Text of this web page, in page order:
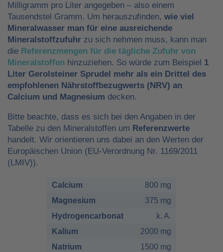
Milligramm pro Liter angegeben – also einem
Tausendstel Gramm. Um herauszufinden, wie viel
Mineralwasser man für eine ausreichende
Mineralstoffzufuhr zu sich nehmen muss, kann man
die Referenzmengen für die tägliche Zufuhr von
Mineralstoffen hinzuziehen. So würde zum Beispiel 1
Liter Gerolsteiner Sprudel mehr als ein Drittel des
empfohlenen Nährstoffbezugwerts (NRV) an
Calcium und Magnesium decken.
Bitte beachte, dass es sich bei den Angaben in der
Tabelle zu den Mineralstoffen um Referenzwerte
handelt. Wir orientieren uns dabei an den Werten der
Europäischen Union (EU-Verordnung Nr. 1169/2011
(LMIV)).
Calcium
800 mg
Magnesium
375 mg
Hydrogencarbonat
k. A.
Kalium
2000 mg
Natrium
1500 mg